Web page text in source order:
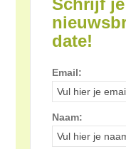
Schrijf
date!
Email:
Naam: